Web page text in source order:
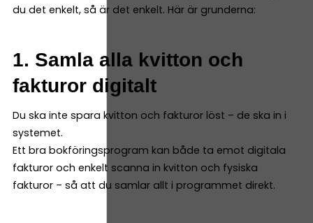
du det enkelt, så är det enkelt. Här är grunderna:
1. Samla alla kvitton och
fakturor digitalt
Du ska inte spara kvitton och fakturor löst – de ska in i
systemet.
Ett bra bokföringsprogram kan både ta emot digitala
fakturor och enkelt scanna in kvitton och fysiska
fakturor – så att du samlar allt i programmet direkt.